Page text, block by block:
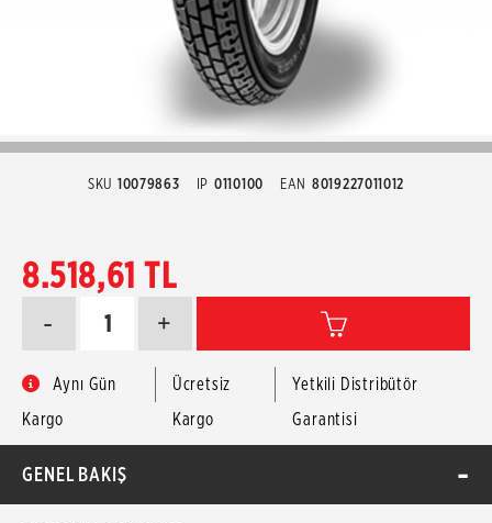
SKU 10079863 IP 0110100 EAN 8019227011012
8.518,61 TL
+
-
Aynı Gün
Kargo
Ücretsiz
Kargo
Yetkili Distribütör
Garantisi
GENEL BAKIŞ